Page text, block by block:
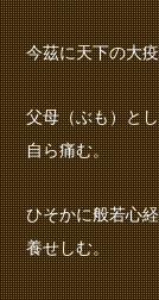
今茲に天下の大
父母（ぶも）と
自ら痛む。
ひそかに般若心
養せしむ。